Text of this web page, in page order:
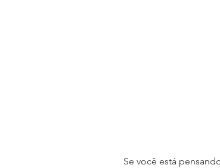
Se você está